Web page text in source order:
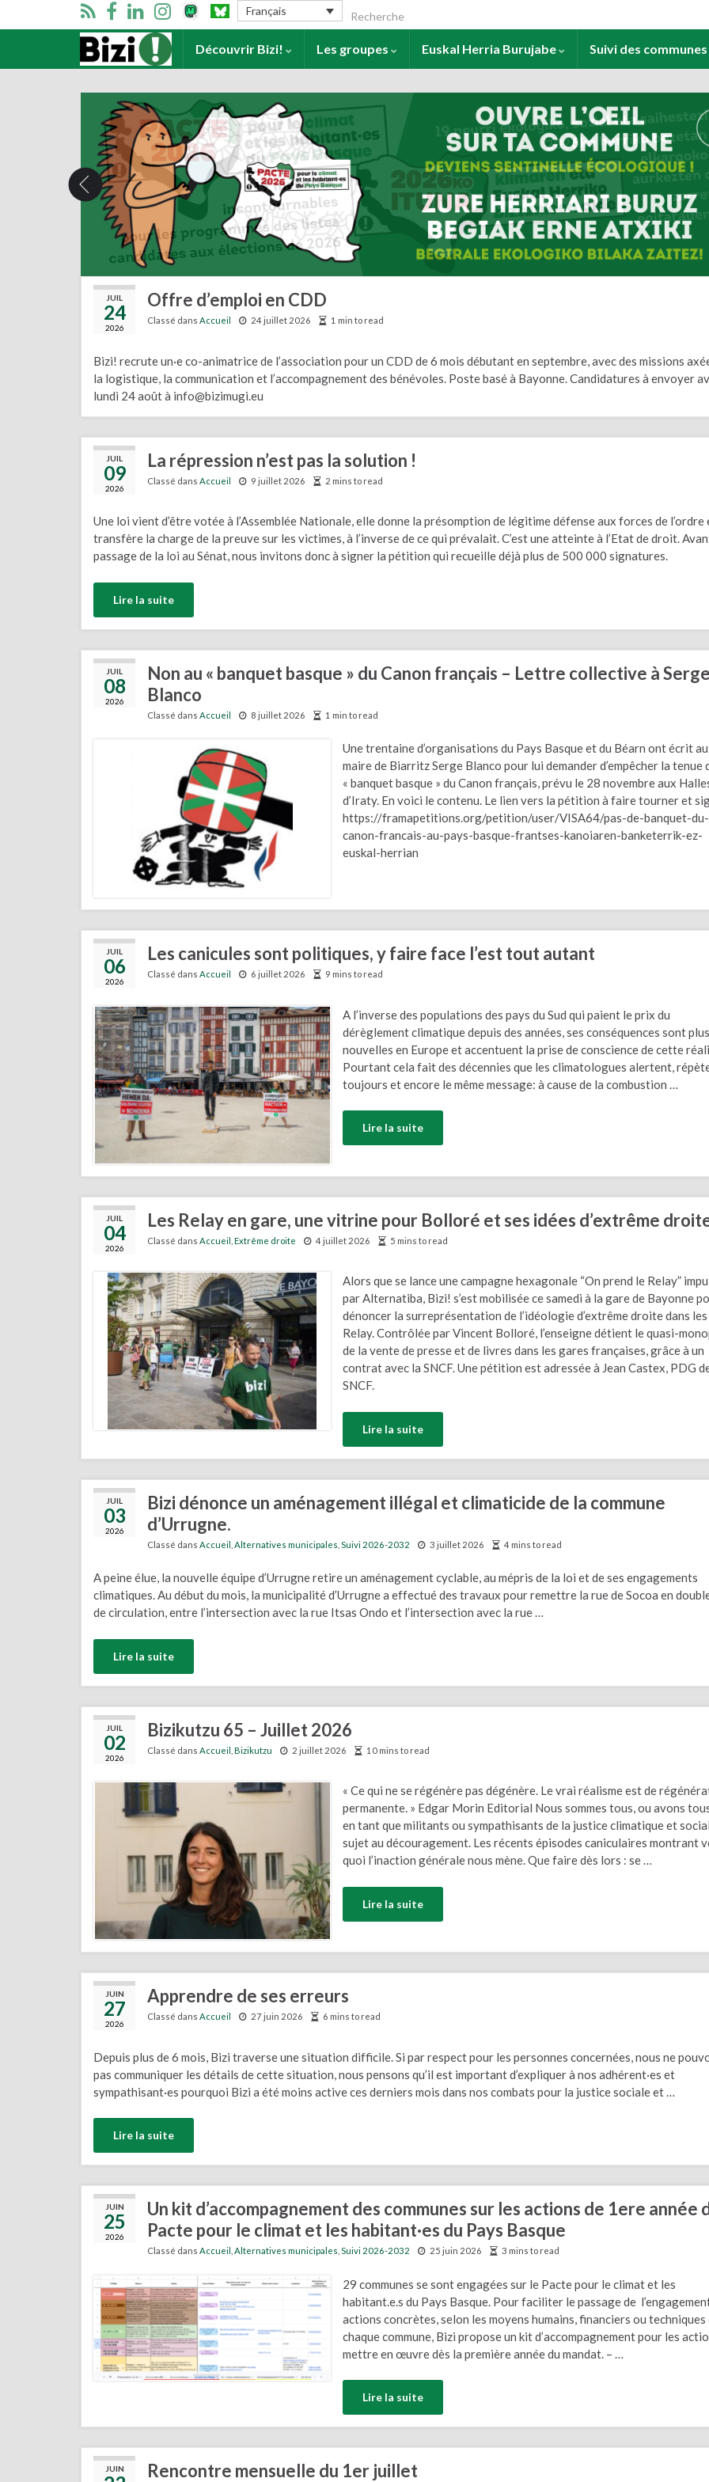
Français Search for:
Accueil Découvrir Bizi! Les groupes Euskal Herria Burujabe Suivi des communes
JUIL
24
2026
Offre d’emploi en CDD
Classé dans Accueil 24 juillet 2026 1 min to read
Bizi! recrute un·e co-animatrice de l’association pour un CDD de 6 mois débutant en septembre, avec des missions
la logistique, la communication et l’accompagnement des bénévoles. Poste basé à Bayonne. Candidatures à envoyer
lundi 24 août à info@bizimugi.eu
JUIL
09
2026
La répression n’est pas la solution !
Classé dans Accueil 9 juillet 2026 2 mins to read
Une loi vient d’être votée à l’Assemblée Nationale, elle donne la présomption de légitime défense aux forces de l’ordre
transfère la charge de la preuve sur les victimes, à l’inverse de ce qui prévalait. C’est une atteinte à l’Etat de droit.
passage de la loi au Sénat, nous invitons donc à signer la pétition qui recueille déjà plus de 500 000 signatures.
Lire la suite
JUIL
08
2026
Non au « banquet basque » du Canon français – Lettre collective à Serge
Blanco
Classé dans Accueil 8 juillet 2026 1 min to read
Une trentaine d’organisations du Pays Basque et du Béarn ont écrit au
maire de Biarritz Serge Blanco pour lui demander d’empêcher la tenue
« banquet basque » du Canon français, prévu le 28 novembre aux
d’Iraty. En voici le contenu. Le lien vers la pétition à faire tourner et
https://framapetitions.org/petition/user/VISA64/pas-de-banquet-du-
canon-francais-au-pays-basque-frantses-kanoiaren-banketerrik-ez-
euskal-herrian
JUIL
06
2026
Les canicules sont politiques, y faire face l’est tout autant
Classé dans Accueil 6 juillet 2026 9 mins to read
A l’inverse des populations des pays du Sud qui paient le prix du
dérèglement climatique depuis des années, ses conséquences sont plus
nouvelles en Europe et accentuent la prise de conscience de cette
Pourtant cela fait des décennies que les climatologues alertent,
toujours et encore le même message: à cause de la combustion …
Lire la suite
JUIL
04
2026
Les Relay en gare, une vitrine pour Bolloré et ses idées d’extrême
Classé dans Accueil Extrême droite 4 juillet 2026 5 mins to read
Alors que se lance une campagne hexagonale “On prend le Relay”
par Alternatiba, Bizi! s’est mobilisée ce samedi à la gare de Bayonne
dénoncer la surreprésentation de l’idéologie d’extrême droite dans les
Relay. Contrôlée par Vincent Bolloré, l’enseigne détient le quasi-
de la vente de presse et de livres dans les gares françaises, grâce à un
contrat avec la SNCF. Une pétition est adressée à Jean Castex, PDG
SNCF.
Lire la suite
JUIL
03
2026
Bizi dénonce un aménagement illégal et climaticide de la commune
d’Urrugne.
Classé dans Accueil Alternatives municipales Suivi 2026-2032 3 juillet 2026 4 mins to read
A peine élue, la nouvelle équipe d’Urrugne retire un aménagement cyclable, au mépris de la loi et de ses engagements
climatiques. Au début du mois, la municipalité d’Urrugne a effectué des travaux pour remettre la rue de Socoa en
de circulation, entre l’intersection avec la rue Itsas Ondo et l’intersection avec la rue …
Lire la suite
JUIL
02
2026
Bizikutzu 65 – Juillet 2026
Classé dans Accueil Bizikutzu 2 juillet 2026 10 mins to read
« Ce qui ne se régénère pas dégénère. Le vrai réalisme est de
permanente. » Edgar Morin Editorial Nous sommes tous, ou avons
en tant que militants ou sympathisants de la justice climatique et
sujet au découragement. Les récents épisodes caniculaires montrant
quoi l’inaction générale nous mène. Que faire dès lors : se …
Lire la suite
JUIN
27
2026
Apprendre de ses erreurs
Classé dans Accueil 27 juin 2026 6 mins to read
Depuis plus de 6 mois, Bizi traverse une situation difficile. Si par respect pour les personnes concernées, nous ne
pas communiquer les détails de cette situation, nous pensons qu’il est important d’expliquer à nos adhérent·es et
sympathisant·es pourquoi Bizi a été moins active ces derniers mois dans nos combats pour la justice sociale et …
Lire la suite
JUIN
25
2026
Un kit d’accompagnement des communes sur les actions de 1ere année
Pacte pour le climat et les habitant·es du Pays Basque
Classé dans Accueil Alternatives municipales Suivi 2026-2032 25 juin 2026 3 mins to read
29 communes se sont engagées sur le Pacte pour le climat et les
habitant.e.s du Pays Basque. Pour faciliter le passage de
actions concrètes, selon les moyens humains, financiers ou techniques
chaque commune, Bizi propose un kit d’accompagnement pour les
mettre en œuvre dès la première année du mandat. – …
Lire la suite
JUIN Rencontre mensuelle du 1er juillet